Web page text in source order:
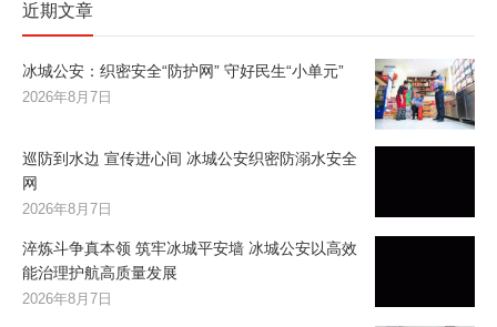
近期文章
冰城公安：织密安全“防护网” 守好民生“小单元”
2026年8月7日
巡防到水边 宣传进心间 冰城公安织密防溺水安全
网
2026年8月7日
淬炼斗争真本领 筑牢冰城平安墙 冰城公安以高效
能治理护航高质量发展
2026年8月7日